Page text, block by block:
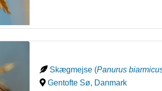
Skægmejse (Panurus
Gentofte Sø, Danmark